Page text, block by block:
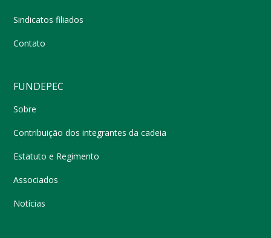
Sindicatos filiados
Contato
FUNDEPEC
Sobre
Contribuição dos integrantes da cadeia
Estatuto e Regimento
Associados
Notícias